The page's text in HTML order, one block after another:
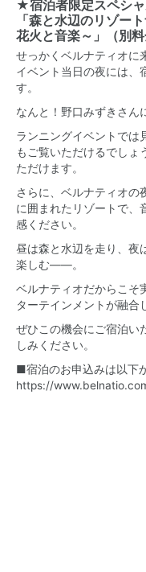
★宿泊者限定スペシ
「森と水辺のリゾー
花火と音楽～」（別料
せっかくベルナティオに
イベント当日の夜には、
す。
なんと！野口みずきさん
ランニングイベントでは
もご覧いただけるでしょ
ただけます。
さらに、ベルナティオの
に囲まれたリゾートで、
感ください。
昼は森と水辺を走り、夜
楽しむ――。
ベルナティオだからこそ
ターテインメントが融合
ぜひこの機会にご宿泊い
しみください。
■宿泊のお申込みは以下
https://